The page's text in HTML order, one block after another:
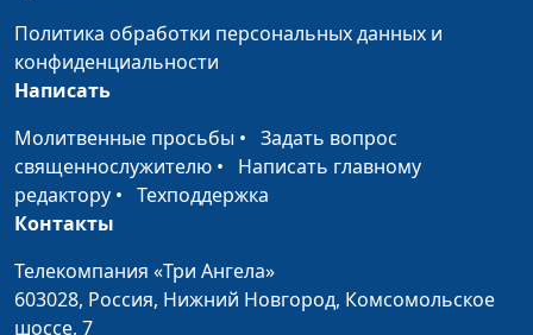
Наказание Божье
Эдуард Егизарян,
священнослужитель
Преобразование
сознания
Скрытое сокровище
Эдуард Егизарян,
священнослужитель
Политика обработки персональных данных и
конфиденциальности
Написать
Молитвенные просьбы • Задать вопрос
священнослужителю • Написать главному
редактору • Техподдержка
Контакты
Телекомпания «Три Ангела»
603028, Россия, Нижний Новгород, Комсомольское
шоссе, 7